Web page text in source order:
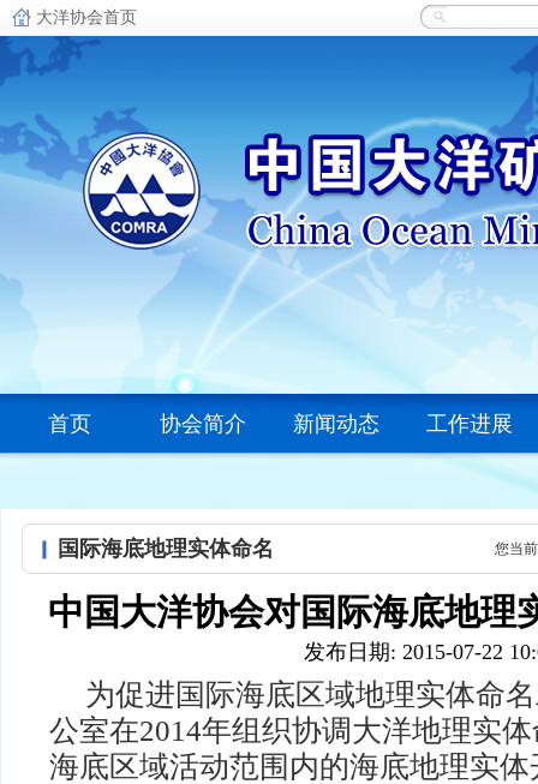
首页 协会简介 新闻动态 工作进展
国际海底地理实体命名 您当
中国大洋协会对国际海底地理
发布日期: 2015-07-22
为促进国际海底区域地理实体命
公室在2014年组织协调大洋地理实
海底区域活动范围内的海底地理实